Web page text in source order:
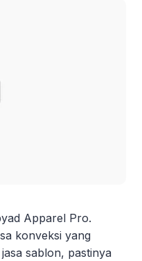
Apparel Pro.
konveksi yang
sablon, pastinya